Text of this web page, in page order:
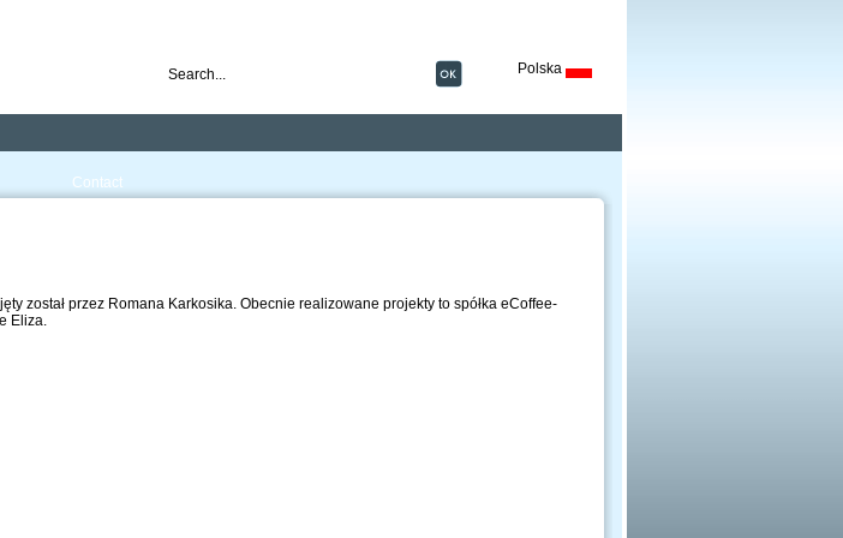
Polska
Contact
został przez Romana Karkosika. Obecnie realizowane projekty to spółka eCoffee-
Eliza.